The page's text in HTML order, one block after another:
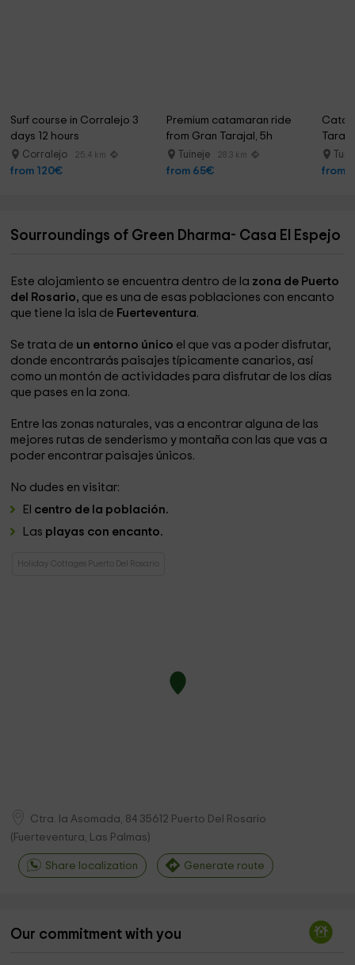
Surf course in Corralejo 3
days 12 hours
Corralejo 25.4 km
from 120€
Premium catamaran ride
from Gran Tarajal, 5h
Tuineje 28.3 km
from 65€ from
Sourroundings of Green Dharma- Casa El Espejo
Este alojamiento se encuentra dentro de la zona de Puerto
del Rosario, que es una de esas poblaciones con encanto
que tiene la isla de Fuerteventura.
Se trata de un entorno único el que vas a poder disfrutar,
donde encontrarás paisajes típicamente canarios, así
como un montón de actividades para disfrutar de los días
que pases en la zona.
Entre las zonas naturales, vas a encontrar alguna de las
mejores rutas de senderismo y montaña con las que vas a
poder encontrar paisajes únicos.
No dudes en visitar:
El centro de la población.
Las playas con encanto.
Holiday Cottages Puerto Del Rosario
Ctra. la Asomada, 84 35612 Puerto Del Rosario
( Fuerteventura, Las Palmas)
Share localization Generate route
Our commitment with you